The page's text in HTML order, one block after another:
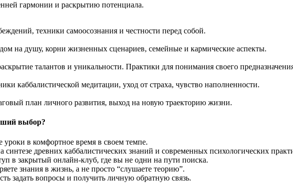
гармонии и раскрытию потенциала.
техники самоосознания и честности перед собой.
на душу, корни жизненных сценариев, семейные и кармические аспекты.
талантов и уникальности. Практики для понимания своего
каббалистической медитации, уход от страха, чувство наполненности.
план личного развития, выход на новую траекторию жизни.
выбор?
в комфортное время в своем темпе.
синтезе древних каббалистических знаний и современных психологических
в закрытый онлайн-клуб, где вы не одни на пути поиска.
знания в жизнь, а не просто “слушаете теорию”.
задать вопросы и получить личную обратную связь.